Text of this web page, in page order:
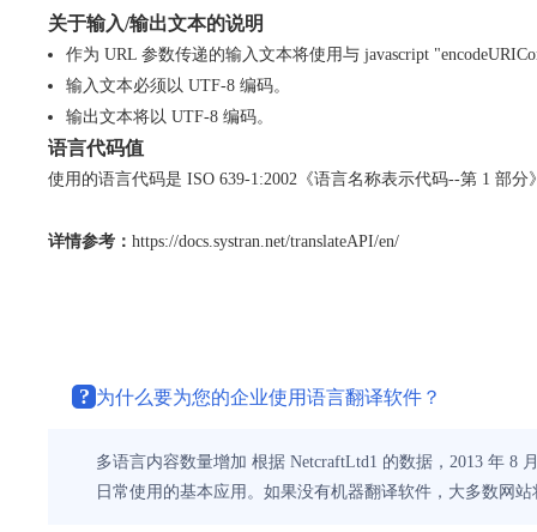
关于输入/输出文本的说明
作为 URL 参数传递的输入文本将使用与 javascript
输入文本必须以 UTF-8 编码。
输出文本将以 UTF-8 编码。
语言代码值
使用的语言代码是 ISO 639-1:2002《语言名称表示代码--第 1 部
详情参考： https://docs.systran.net/translateAPI/en/
? 为什么要为您的企业使用语言翻译软件？
多语言内容数量增加 根据 NetcraftLtd1 的数据，2013 年 8
日常使用的基本应用。如果没有机器翻译软件，大多数网